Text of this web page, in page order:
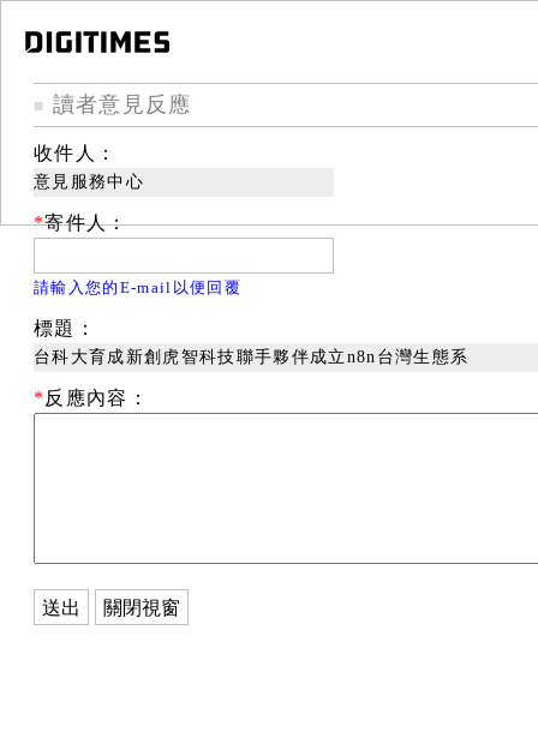
■ 讀者意見反應
收件人：
意見服務中心
*寄件人：
請輸入您的E-mail以便回覆
標題：
台科大育成新創虎智科技聯手夥伴成立n8n台灣生態系
* 反應內容：